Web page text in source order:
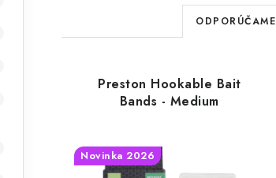
R
a
d
e
i
ODPORÚČAME
Preston Hookable Bait
Bands - Medium
Novinka 2026